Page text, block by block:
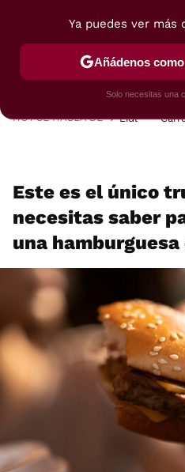
POSTRES VIAJES
HOY SE HABLA DE Lidl
Este es el único
necesitas saber
una hamburguesa
Ya puedes ver más
Añádenos
Solo necesitas una